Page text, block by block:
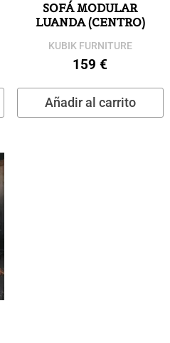
SOFÁ MODULAR
LUANDA (CENTRO)
KUBIK FURNITURE
159€
Añadir al carrito